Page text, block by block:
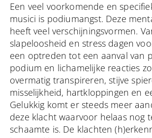
Een veel voorkomende en
musici is podiumangst. Deze
heeft veel verschijningsvormen.
slapeloosheid en stress dagen
een optreden tot een aanval van
podium en lichamelijke reacties
overmatig transpireren, stijve
misselijkheid, hartkloppingen en
Gelukkig komt er steeds meer
deze klacht waarvoor helaas nog
schaamte is. De klachten